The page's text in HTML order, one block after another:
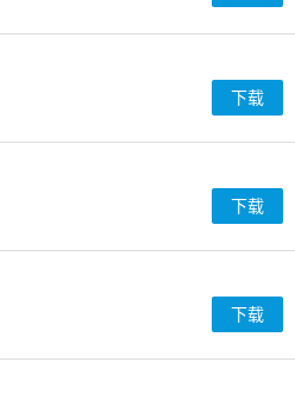
下载
下载
下载